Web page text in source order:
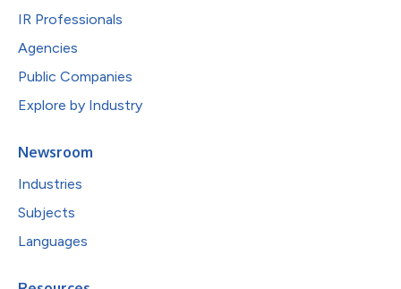
IR Professionals
Agencies
Public Companies
Explore by Industry
Newsroom
Industries
Subjects
Languages